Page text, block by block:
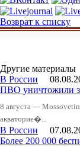
Возврат к списку
Другие материалы
В России
ПВО уничтожили
8 августа —
акваторие�...
В России
Более 200 000